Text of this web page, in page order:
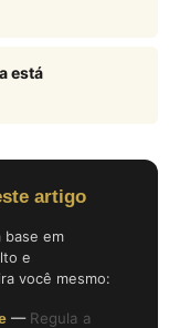
está
artigo
base em
e
você mesmo:
— Regula a